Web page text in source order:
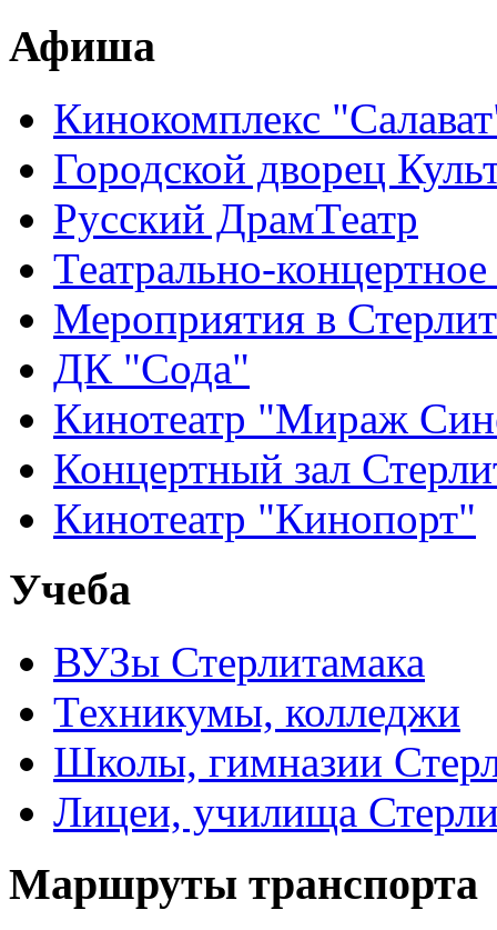
Афиша
Кинокомплекс
Городской дворец
Русский ДрамТеатр
Театрально-
Мероприятия в
ДК "Сода"
Кинотеатр "Мираж
Концертный зал
Кинотеатр "Кинопорт"
Учеба
ВУЗы Стерлитамака
Техникумы, колледжи
Школы, гимназии
Лицеи, училища
Маршруты транспорта